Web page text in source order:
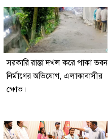
সরকারি রাস্তা দখল করে পাকা ভবন
নির্মাণের অভিযোগ, এলাকাবাসীর
ক্ষোভ।